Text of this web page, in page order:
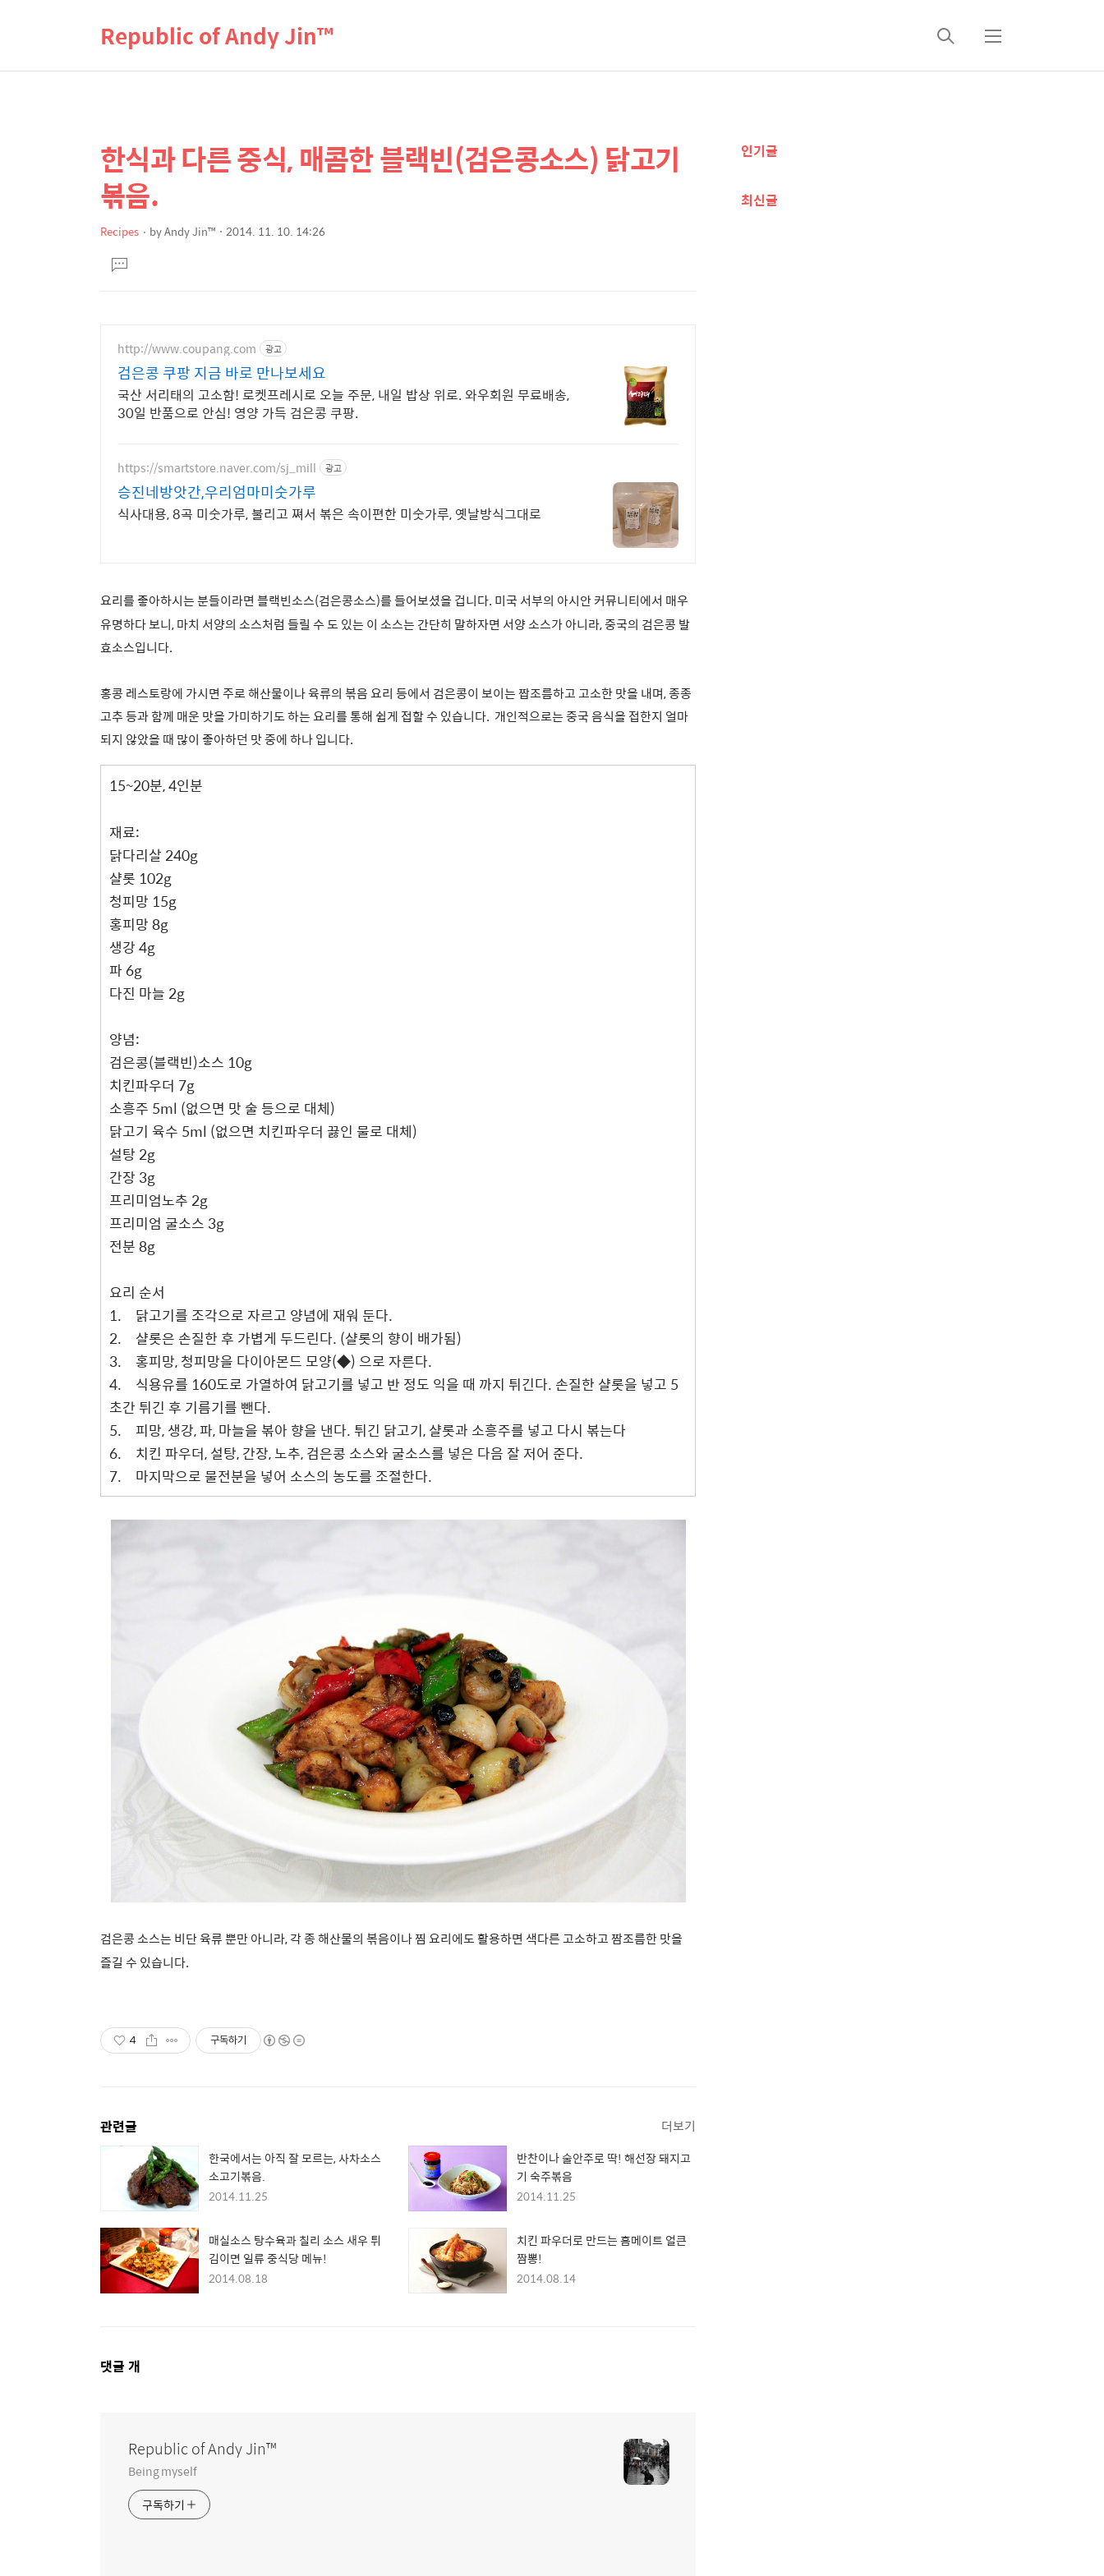
Republic of Andy Jin™
검
메
상
세
컨
텐
본
문
제
목
한식과 다른 중식, 매콤한 블랙빈(검은콩소스) 닭고기
볶음.
Recipes byAndy Jin™ 2014. 11. 10. 14:26
문댓
글
http://www.coupang.com 광고
검은콩 쿠팡 지금 바로 만나보세요
국산 서리태의 고소함! 로켓프레시로 오늘 주문, 내일 밥상 위로. 와우회원 무료배송,
30일 반품으로 안심! 영양 가득 검은콩 쿠팡.
https://smartstore.naver.com/sj_mill 광고
승진네방앗간,우리엄마미숫가루
식사대용, 8곡 미숫가루, 불리고 쪄서 볶은 속이편한 미숫가루, 옛날방식그대로
요리를 좋아하시는 분들이라면 블랙빈소스(검은콩소스)를 들어보셨을 겁니다. 미국 서부의 아시안 커뮤니티에서 매우
유명하다 보니, 마치 서양의 소스처럼 들릴 수 도 있는 이 소스는 간단히 말하자면 서양 소스가 아니라, 중국의 검은콩 발
효소스입니다.
홍콩 레스토랑에 가시면 주로 해산물이나 육류의 볶음 요리 등에서 검은콩이 보이는 짭조름하고 고소한 맛을 내며, 종종
고추 등과 함께 매운 맛을 가미하기도 하는 요리를 통해 쉽게 접할 수 있습니다. 개인적으로는 중국 음식을 접한지 얼마
되지 않았을 때 많이 좋아하던 맛 중에 하나 입니다.
15~20분, 4인분
재료:
닭다리살 240g
샬롯 102g
청피망 15g
홍피망 8g
생강 4g
파 6g
다진 마늘 2g
양념:
검은콩(블랙빈)소스 10g
치킨파우더 7g
소흥주 5ml (없으면 맛 술 등으로 대체)
닭고기 육수 5ml (없으면 치킨파우더 끓인 물로 대체)
설탕 2g
간장 3g
프리미엄노추 2g
프리미엄 굴소스 3g
전분 8g
요리 순서
1.
닭고기를 조각으로 자르고 양념에 재워 둔다.
2.
샬롯은 손질한 후 가볍게 두드린다. (샬롯의 향이 배가됨)
3.
홍피망, 청피망을 다이아몬드 모양(◆) 으로 자른다.
4.
식용유를 160도로 가열하여 닭고기를 넣고 반 정도 익을 때 까지 튀긴다. 손질한 샬롯을 넣고 5
초간 튀긴 후 기름기를 뺀다.
5.
피망, 생강, 파, 마늘을 볶아 향을 낸다. 튀긴 닭고기, 샬롯과 소흥주를 넣고 다시 볶는다
6.
치킨 파우더, 설탕, 간장, 노추, 검은콩 소스와 굴소스를 넣은 다음 잘 저어 준다.
7.
마지막으로 물전분을 넣어 소스의 농도를 조절한다.
검은콩 소스는 비단 육류 뿐만 아니라, 각 종 해산물의 볶음이나 찜 요리에도 활용하면 색다른 고소하고 짬조름한 맛을
즐길 수 있습니다.
4 구독하기
관련글 더보기
한국에서는 아직 잘 모르는, 사차소스
소고기볶음.
2014.11.25
반찬이나 술안주로 딱! 해선장 돼지고
기 숙주볶음
2014.11.25
매실소스 탕수육과 칠리 소스 새우 튀
김이면 일류 중식당 메뉴!
2014.08.18
치킨 파우더로 만드는 홈메이트 얼큰
짬뽕!
2014.08.14
댓
댓글 개
Republic of Andy Jin™
Being myself
구독하기
추
정
인기글
최신글